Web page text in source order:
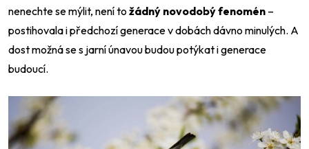
nenechte se mýlit, není to žádný novodobý fenomén –
postihovala i předchozí generace v dobách dávno minulých. A
dost možná se s jarní únavou budou potýkat i generace
budoucí.